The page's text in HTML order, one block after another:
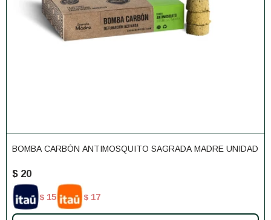
BOMBA CARBÓN ANTIMOSQUITO SAGRADA MADRE UNIDAD
$ 20
$ 15 $ 17